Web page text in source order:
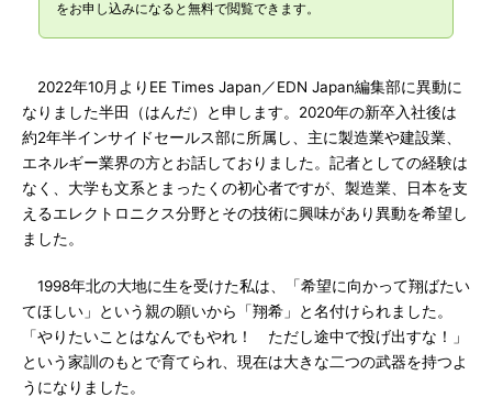
をお申し込みになると無料で閲覧できます。
2022年10月よりEE Times Japan／EDN Japan編集部に異動に
なりました半田（はんだ）と申します。2020年の新卒入社後は
約2年半インサイドセールス部に所属し、主に製造業や建設業、
エネルギー業界の方とお話しておりました。記者としての経験は
なく、大学も文系とまったくの初心者ですが、製造業、日本を支
えるエレクトロニクス分野とその技術に興味があり異動を希望し
ました。
1998年北の大地に生を受けた私は、「希望に向かって翔ばたい
てほしい」という親の願いから「翔希」と名付けられました。
「やりたいことはなんでもやれ！ ただし途中で投げ出すな！」
という家訓のもとで育てられ、現在は大きな二つの武器を持つよ
うになりました。